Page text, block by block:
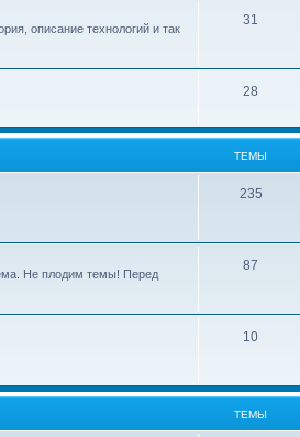
описание технологий и так
31
28
ТЕМЫ
235
Не плодим темы! Перед
87
10
ТЕМЫ